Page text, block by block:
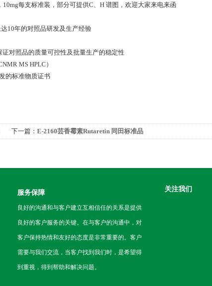
10mg每支标准装，部分可提供C、H 谱图，欢迎大家来电来函
10年的对照品研发及生产经验
对照品的质量可控性及批量生产的稳定性
MS HPLC）
的标准物质证书
下一篇： E-2160芸香霉素Rutaretin 同田标准品
服务保障
良好的沟通和与客户建立互相信任的关系是提供
良好的客户服务的关键。在与客户的沟通中，对
客户保持热情和友好的态度是非常重要的。客户
需要与我们交流，当客户找到我们时，是希望得
到重视，得到帮助和解决问题。
关注我们